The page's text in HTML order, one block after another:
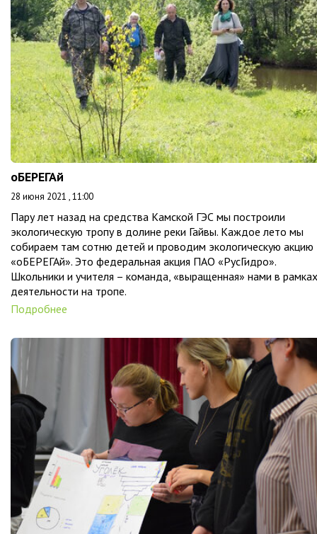
оБЕРЕГАй
28 июня 2021 , 11:00
Пару лет назад на средства Камской ГЭС мы построили
экологическую тропу в долине реки Гайвы. Каждое лето мы
собираем там сотню детей и проводим экологическую акцию
«оБЕРЕГАй». Это федеральная акция ПАО «РусГидро».
Школьники и учителя – команда, «выращенная» нами в рамках
деятельности на тропе.
Подробнее